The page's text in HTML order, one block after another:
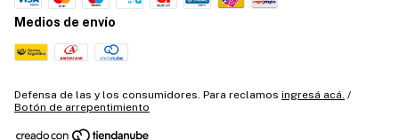
Medios de envío
Defensa de las y los consumidores. Para reclamos ingresá acá. /
Botón de arrepentimiento